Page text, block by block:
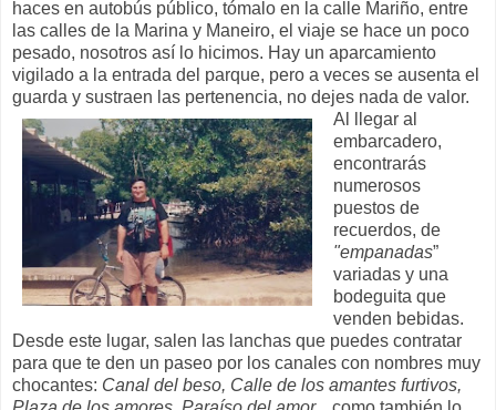
haces en autobús público, tómalo en la calle Mariño, entre
las calles de la Marina y Maneiro, el viaje se hace un poco
pesado, nosotros así lo hicimos. Hay un aparcamiento
vigilado a la entrada del parque, pero a veces se ausenta el
guarda y sustraen las pertenencia, no dejes nada de valor.
Al llegar al
embarcadero,
encontrarás
numerosos
puestos de
recuerdos, de
"empanadas”
variadas y una
bodeguita que
venden bebidas.
Desde este lugar, salen las lanchas que puedes contratar
para que te den un paseo por los canales con nombres muy
chocantes: Canal del beso, Calle de los amantes furtivos,